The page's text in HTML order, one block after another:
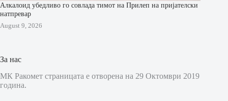
Алкалоид убедливо го совлада тимот на Прилеп на пријателски
натпревар
August 9, 2026
За нас
МК Ракомет страницата е отворена на 29 Октомври 2019
година.